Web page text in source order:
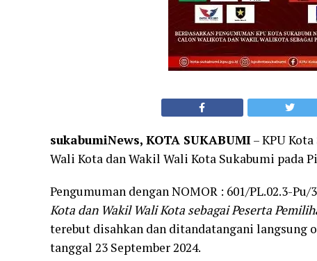
sukabumiNews, KOTA SUKABUMI– KPU
Wali Kota dan Wakil Wali Kota Sukabumi pada
Pengumuman dengan NOMOR : 601/PL.02.3-
Kota dan Wakil Wali Kota sebagai Peserta
terebut disahkan dan ditandatangani langsung
tanggal 23 September 2024.